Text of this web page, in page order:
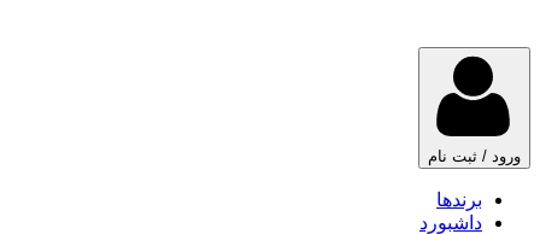
ورود / ثبت نام
برندها
داشبورد